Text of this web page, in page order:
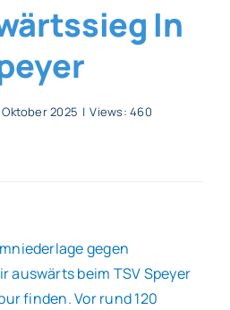
In
2025 | Views: 460
gegen
auswärts beim TSV Speyer
finden. Vor rund 120